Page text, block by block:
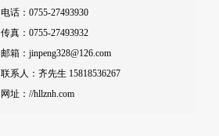
电话：0755-27493930
传真：0755-27493932
邮箱：jinpeng328@126.com
联系人：齐先生 15818536267
网址：//hllznh.com